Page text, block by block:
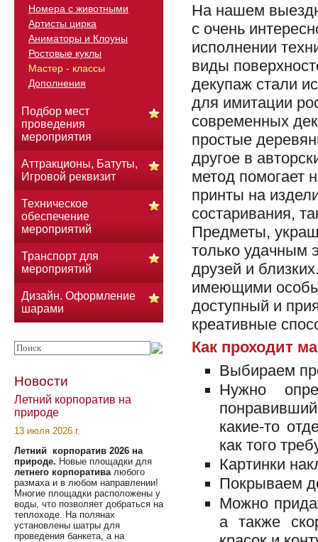
На нашем
с очень
исполнении
виды
декупаж стали
для имитации
современных
простые
другое в
метод помогает
принты на
состаривания,
Предметы,
только удачным
друзей и
имеющими
доступный и
креативные
Как проходит
Выбираем
Нужно
какие-то
как того
Картинки
Покрываем
Можно
а также
Номера с животными
Артисты цирка
Аниматоры и Клоуны
Ростовые куклы
Мастер - классы
Дополнения
Подбор мест
проведения
мероприятия
Аттракционы, Батуты,
Игровой реквизит
Техническое
обеспечение
мероприятий
Транспорт для
мероприятий
Дизайн. Оформление
шарами
Новости
Летний корпоратив на
природе
13 июля 2026 г.
Летний корпоратив 2026 на
природе. Новые площадки для
летнего корпоративалюбого
размаха и в любом направлении!
Многие площадки расположены у
воды, что позволяет добраться на
теплоходе. На полянах
установлены шатры для
проведения банкета, а на